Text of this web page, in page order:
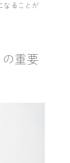
なることが
重要